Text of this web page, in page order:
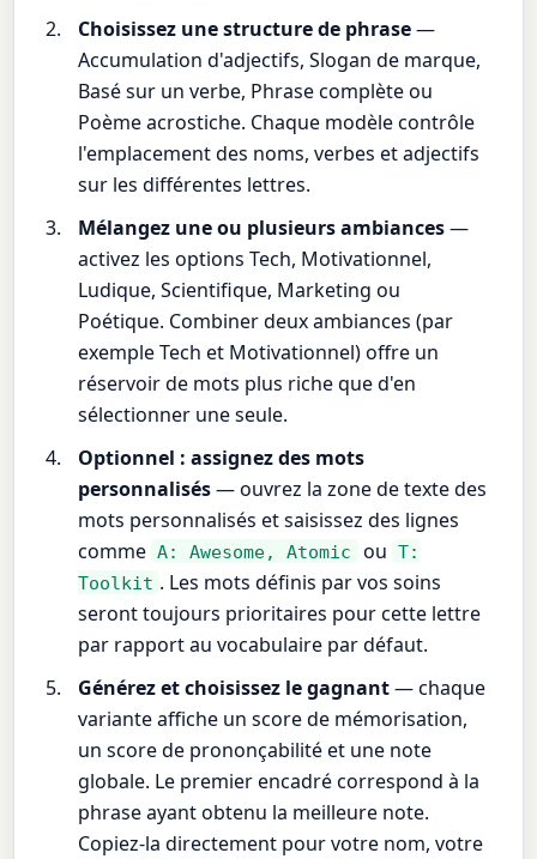
Choisissez une structure de phrase—
Accumulation d'adjectifs, Slogan de marque,
Basé sur un verbe, Phrase complète ou
Poème acrostiche. Chaque modèle contrôle
l'emplacement des noms, verbes et adjectifs
sur les différentes lettres.
Mélangez une ou plusieurs ambiances—
activez les options Tech, Motivationnel,
Ludique, Scientifique, Marketing ou
Poétique. Combiner deux ambiances (par
exemple Tech et Motivationnel) offre un
réservoir de mots plus riche que d'en
sélectionner une seule.
Optionnel : assignez des mots
personnalisés— ouvrez la zone de texte des
mots personnalisés et saisissez des lignes
comme A: Awesome, Atomic ou
T:
Toolkit . Les mots définis par vos soins
seront toujours prioritaires pour cette lettre
par rapport au vocabulaire par défaut.
Générez et choisissez le gagnant— chaque
variante affiche un score de mémorisation,
un score de prononçabilité et une note
globale. Le premier encadré correspond à la
phrase ayant obtenu la meilleure note.
Copiez-la directement pour votre nom, votre